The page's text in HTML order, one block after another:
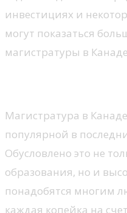
инвестициях и
могут показаться
магистратуры в
Магистратура в
популярной в
Обусловлено это не
образования, но и
понадобятся многим
каждая копейка на